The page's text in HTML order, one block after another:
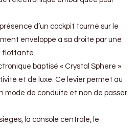
d’un cockpit tourné sur le
enveloppé à sa droite par une
flottante.
baptisé « Crystal Sphere »
et de luxe. Ce levier permet au
mode de conduite et non de passer
la console centrale, le